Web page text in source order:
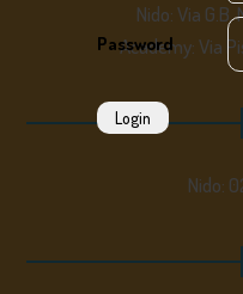
Password
Login
Nido: Via
Academy: Via
Nido: